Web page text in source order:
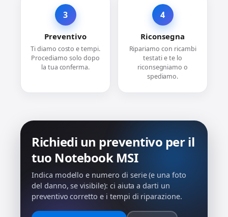
3
Preventivo
Ti diamo costo e tempi.
Procediamo solo dopo
la tua conferma.
4
Riconsegna
Ripariamo con ricambi
testati e te lo
riconsegniamo o
spediamo.
Richiedi un preventivo per il
tuo Notebook MSI
Indica modello e numero di serie (e una foto
del danno, se visibile): ci aiuta a darti un
preventivo corretto e i tempi di riparazione.